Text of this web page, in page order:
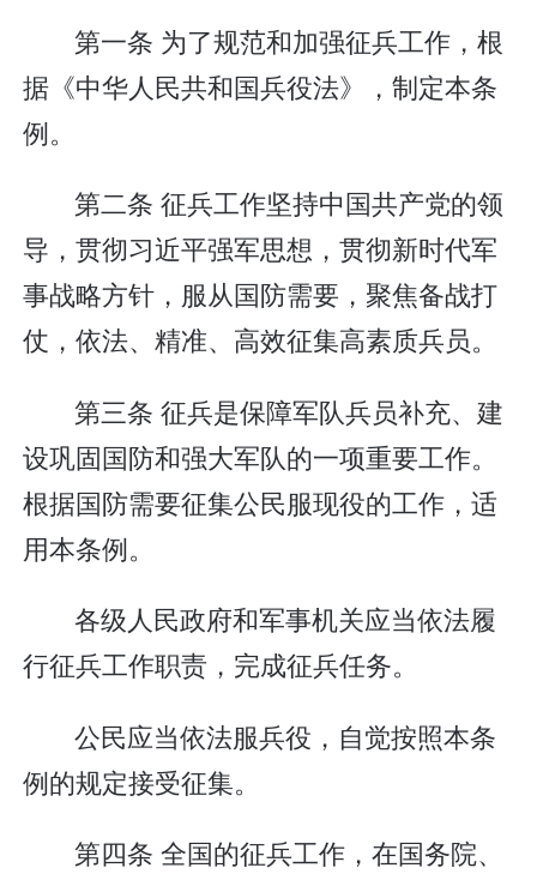
第一条 为了规范和加强征兵工作，根
据《中华人民共和国兵役法》，制定本条
例。
第二条 征兵工作坚持中国共产党的领
导，贯彻习近平强军思想，贯彻新时代军
事战略方针，服从国防需要，聚焦备战打
仗，依法、精准、高效征集高素质兵员。
第三条 征兵是保障军队兵员补充、建
设巩固国防和强大军队的一项重要工作。
根据国防需要征集公民服现役的工作，适
用本条例。
各级人民政府和军事机关应当依法履
行征兵工作职责，完成征兵任务。
公民应当依法服兵役，自觉按照本条
例的规定接受征集。
第四条 全国的征兵工作，在国务院、